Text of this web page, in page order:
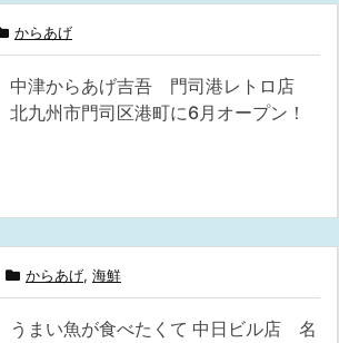
からあげ
中津からあげ吉吾 門司港レトロ店
北九州市門司区港町に6月オープン！
からあげ, 海鮮
うまい魚が食べたくて 中日ビル店 名